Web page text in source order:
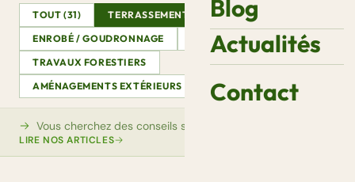
Blog
Actualités
Contact
TOUT (31) TERRASSEMENT
ASSAINISSEMENT
ENROBÉ / GOUDRONNAGE
DÉMOLITION
VRD
TRAVAUX FORESTIERS
AMÉNAGEMENTS EXTÉRIEURS
VIDÉOS AUTRE
Vous cherchez des conseils sur ce sujet ?
LIRE NOS ARTICLES